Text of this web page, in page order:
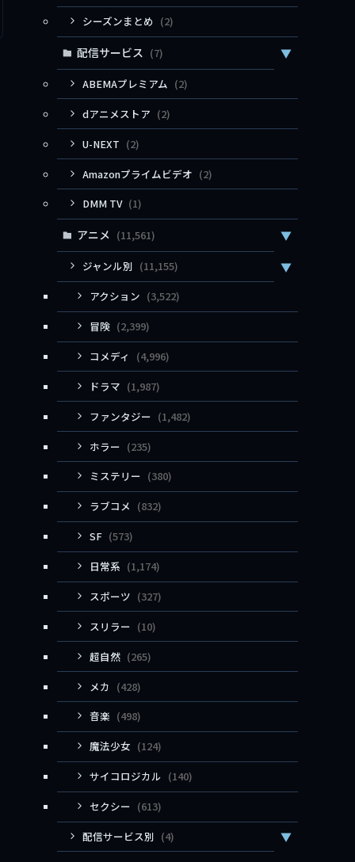
シーズンまとめ (2)
配信サービス (7) ▼
ABEMAプレミアム (2)
dアニメストア (2)
U-NEXT (2)
Amazonプライムビデオ (2)
DMM TV (1)
アニメ (11,561) ▼
ジャンル別 (11,155) ▼
アクション (3,522)
冒険 (2,399)
コメディ
(4,996)
ドラマ (1,987)
ファンタジー (1,482)
ホラー (235)
ミステリー (380)
ラブコメ (832)
SF (573)
日常系 (1,174)
スポーツ (327)
スリラー (10)
超自然 (265)
メカ (428)
音楽 (498)
魔法少女 (124)
サイコロジカル (140)
セクシー (613)
配信サービス別 (4) ▼